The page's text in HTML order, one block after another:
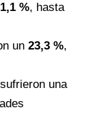
%, hasta
un 23,3 %,
sufrieron una